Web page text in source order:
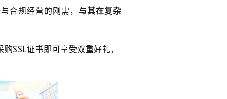
合规经营的刚需， 与其在复杂
SSL证书即可享受双重好礼，